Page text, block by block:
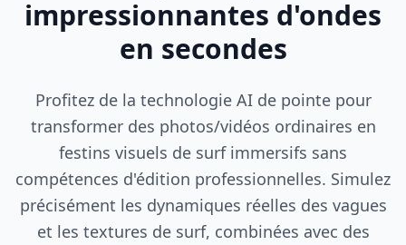
impressionnantes d'ondes
en secondes
Profitez de la technologie AI de pointe pour
transformer des photos/vidéos ordinaires en
festins visuels de surf immersifs sans
compétences d'édition professionnelles. Simulez
précisément les dynamiques réelles des vagues
et les textures de surf, combinées avec des